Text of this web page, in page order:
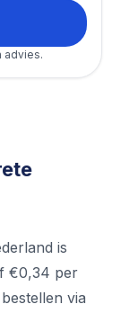
advies.
is
€0,34 per
via